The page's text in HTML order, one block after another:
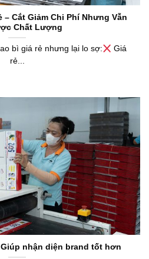
– Cắt Giảm Chi Phí Nhưng Vẫn
Chất Lượng
bì giá rẻ nhưng lại lo sợ:
Giá
rẻ...
Giúp nhận diện brand tốt hơn